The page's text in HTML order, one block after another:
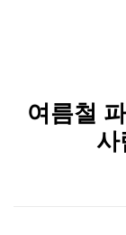
여름철
사